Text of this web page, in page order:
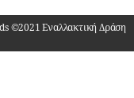
©2021 Εναλλακτική Δράση